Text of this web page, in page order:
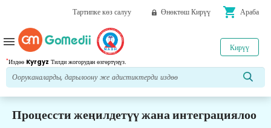
Тартипке көз салуу Өнөктөш Кирүү shopping_cart Араба
*Издөө Kyrgyz Тилди жогорудан өзгөртүңүз.
Кирүү
menu
Процессти жеңилдетүү жана интеграциялоо